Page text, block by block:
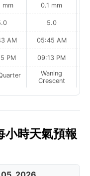
mm
AM
PM
0.1 mm
5.0
05:45 AM
09:13 PM
Waning
Crescent
小時天氣預報